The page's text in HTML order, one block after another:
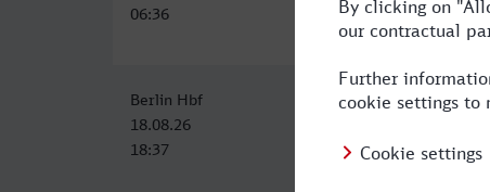
06:36
Berlin Hbf
18.08.26
18:37
Salzburg Hbf